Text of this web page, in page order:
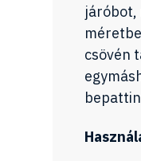
járóbot,
csövén